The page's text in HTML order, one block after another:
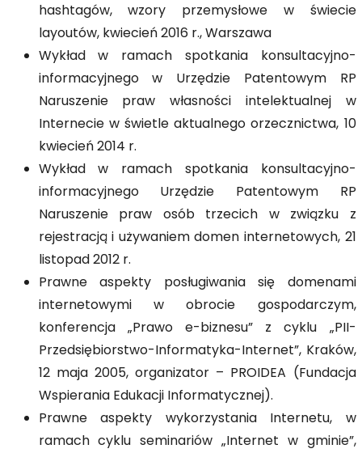
hashtagów, wzory przemysłowe w świecie
layoutów, kwiecień 2016 r., Warszawa
Wykład w ramach spotkania konsultacyjno-
informacyjnego w Urzędzie Patentowym RP
Naruszenie praw własności intelektualnej w
Internecie w świetle aktualnego orzecznictwa, 10
kwiecień 2014 r.
Wykład w ramach spotkania konsultacyjno-
informacyjnego Urzędzie Patentowym RP
Naruszenie praw osób trzecich w związku z
rejestracją i używaniem domen internetowych, 21
listopad 2012 r.
Prawne aspekty posługiwania się domenami
internetowymi w obrocie gospodarczym,
konferencja „Prawo e-biznesu” z cyklu „PII-
Przedsiębiorstwo-Informatyka-Internet”, Kraków,
12 maja 2005, organizator – PROIDEA (Fundacja
Wspierania Edukacji Informatycznej).
Prawne aspekty wykorzystania Internetu, w
ramach cyklu seminariów „Internet w gminie”,